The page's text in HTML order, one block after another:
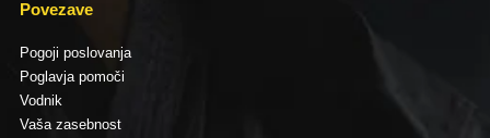
Povezave
Pogoji poslovanja
Poglavja pomoči
Vodnik
Vaša zasebnost